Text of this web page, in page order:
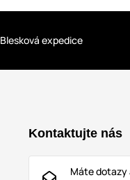
Blesková expedice
Kontaktujte nás
Máte dotazy